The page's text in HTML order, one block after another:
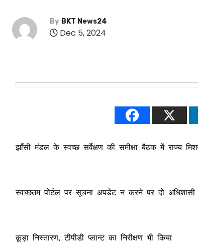
By BKT News24
Dec 5, 2024
झाँसी मंडल के स्वच्छ सर्वेक्षण की समीक्षा बैठक में राज्य
स्वच्छतम पोर्टल पर सूचना अपडेट न करने पर दो अधिशासी
कूड़ा निस्तारण, टीपीडी प्लान्ट का निरीक्षण भी किया